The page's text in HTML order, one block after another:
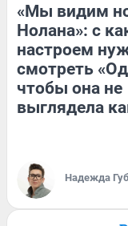
«Мы видим
Нолана»: с
настроем
смотреть
чтобы она не
выглядела
Надежда